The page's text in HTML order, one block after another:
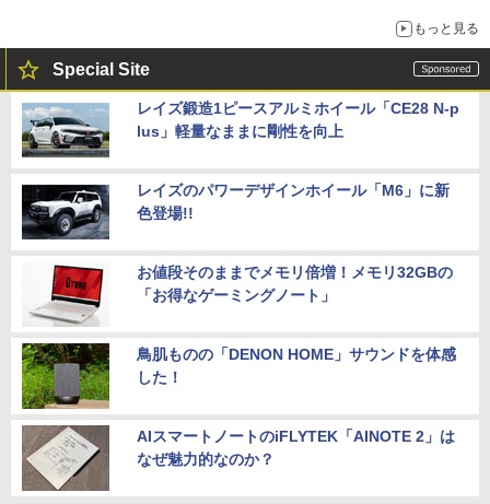
もっと見る
Special Site
レイズ鍛造1ピースアルミホイール「CE28 N-p
lus」軽量なままに剛性を向上
レイズのパワーデザインホイール「M6」に新
色登場!!
お値段そのままでメモリ倍増！メモリ32GBの
「お得なゲーミングノート」
鳥肌ものの「DENON HOME」サウンドを体感
した！
AIスマートノートのiFLYTEK「AINOTE 2」は
なぜ魅力的なのか？